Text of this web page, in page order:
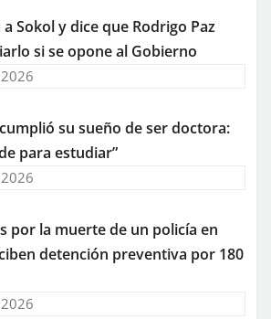
Sokol y dice que Rodrigo Paz
si se opone al Gobierno
su sueño de ser doctora:
para estudiar”
por la muerte de un policía en
detención preventiva por 180